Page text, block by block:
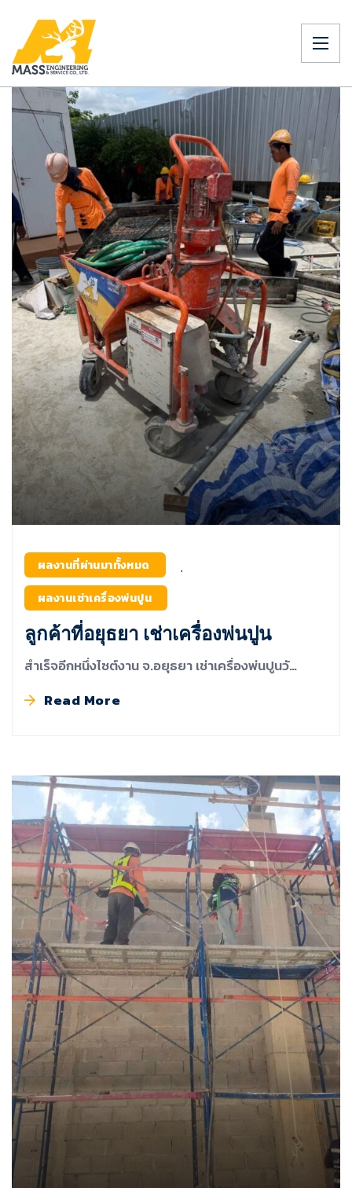
ผลงานที่ผ่านมาทั้งหมด ,
ผลงานเช่าเครื่องพ่นปูน
ลูกค้าที่อยุธยา เช่าเครื่องพ่นปูน
สำเร็จอีกหนึ่งไซต์งาน จ.อยุธยา เช่าเครื่องพ่นปูนวั…
Read More